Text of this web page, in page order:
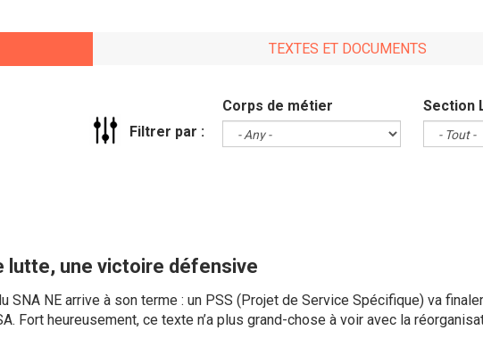
TEXTES ET DOCUMENTS
Filtrer par :
Corps de métier Section
lutte, une victoire défensive
SNA NE arrive à son terme : un PSS (Projet de Service Spécifique) va
Fort heureusement, ce texte n’a plus grand-chose à voir avec la